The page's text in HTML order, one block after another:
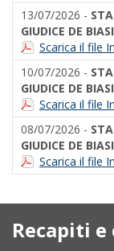
13/07/2026 -
GIUDICE DE
Scarica il file
10/07/2026 -
GIUDICE DE
Scarica il file
08/07/2026 -
GIUDICE DE
Scarica il file
Recapiti